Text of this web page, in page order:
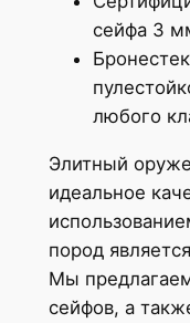
сейфа 3
любого
Элитный
идеальное
пород
Мы
сейфов, а